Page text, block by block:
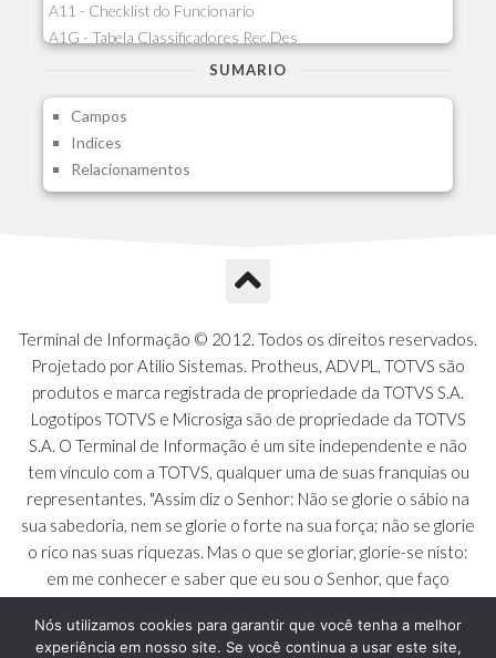
A11 - Checklist do Funcionario
A1G - Tabela Classificadores Rec.Des
A1H - Itens Tabela Classif.Rec.Desp.
A1J - Itens Aglutinadores Visao
A1N - Tipos de Card
A1O - Cards Dashboard
A1P - Tipos de Charts
A1S - Notificacoes do Vendedor
A1U - Intermediadores
A1V - Schemas - Gestao de Vendas
A1W - Campos do Schema
A1X - CFDI Complemento Carta Porte
A1Y - Carta Porte - Localizacoes
A1Z - Carta Porte - Operadores
A20 - Nota Explicativa - PCO
A21 - FONTES FINANC.PPA
A22 - Itens Fontes Financ.PPA
A23 - Inflacao para metas anuais
A24 - PIB Estadual para metas anuais
A25 - Receitas e Despesas Metais Anu
A26 - Deducao da Receita - MCASP
SUMARIO
Campos
Indices
Relacionamentos
Terminal de Informação © 2012. Todos os direitos reservados.
Projetado por Atilio Sistemas. Protheus, ADVPL, TOTVS são
produtos e marca registrada de propriedade da TOTVS S.A.
Logotipos TOTVS e Microsiga são de propriedade da TOTVS
S.A. O Terminal de Informação é um site independente e não
tem vínculo com a TOTVS, qualquer uma de suas franquias ou
representantes. "Assim diz o Senhor: Não se glorie o sábio na
sua sabedoria, nem se glorie o forte na sua força; não se glorie
o rico nas suas riquezas. Mas o que se gloriar, glorie-se nisto:
em me conhecer e saber que eu sou o Senhor, que faço
Nós utilizamos cookies para garantir que você tenha a melhor
experiência em nosso site. Se você continua a usar este site,